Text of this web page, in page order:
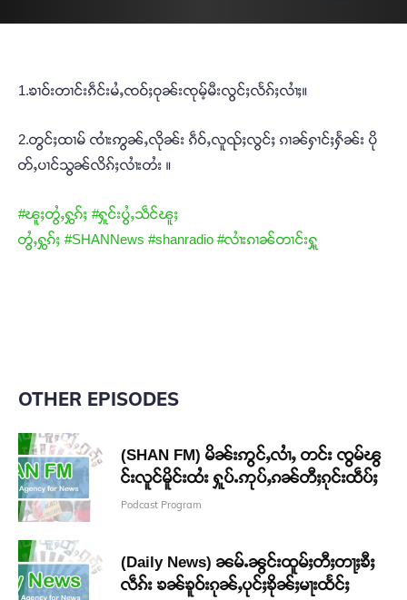
1.ၶၢဝ်းတၢင်းၵဵင်းမႆႇၸဝ်ႈဝုၼ်းၸုမ့်မီးလွင်ႈလႅၵ်ႈလၢႆႈ။
2.တွင်ႈထၢမ် ၸၢႆးဢွၼ်ႇလိုၼ်း ၵဵဝ်ႇလူၺ်ႈလွင်ႈ ၵၢၼ်ႁၢင်ႈႁႅၼ်း ပို
တ်ႇပၢင်သွၼ်လိၵ်ႈလၢႆးတႆး ။
#ၽူႈတွႆႇႁွၵ်ႈ #ႁူင်းပွႆႇသဵင်ၽူႈ
တွႆႇႁွၵ်ႈ #SHANNews #shanradio #လၢႆးၵၢၼ်တၢင်းႁူ့
OTHER EPISODES
(SHAN FM) မိၼ်းဢွင်ႇလၢႆႇ တင်း ၸွမ်ၽွ
င်းလူင်မိူင်းထႆး ႁူပ်ႉဢုပ်ႇၵၼ်တီႈၵုင်းထဵပ်ႈ
Podcast Program
(Daily News) ၼမ်ႉၼွင်းထူမ်ႈတီႈတႃႈၶီႈ
လဵၵ်း ၶၼ်ၶူဝ်းၵုၼ်ႇပုင်ႈၶိုၼ်ႈမႃးထႅင်ႈ